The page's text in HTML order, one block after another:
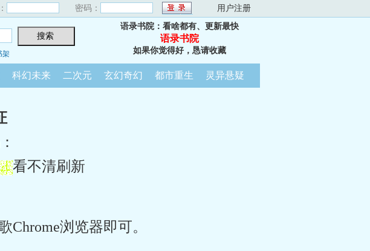
密码： 用户注册
架
语录书院：看啥都有、更新最快
语录书院
如果你觉得好，恳请收藏
科幻未来 二次元 玄幻奇幻 都市重生 灵异悬疑
看不清刷新
浏览器即可。